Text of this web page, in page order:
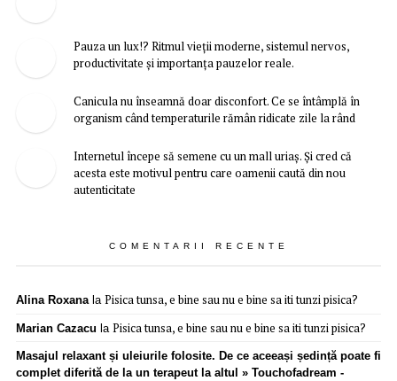
Pauza un lux!? Ritmul vieții moderne, sistemul nervos,
productivitate și importanța pauzelor reale.
Canicula nu înseamnă doar disconfort. Ce se întâmplă în
organism când temperaturile rămân ridicate zile la rând
Internetul începe să semene cu un mall uriaș. Și cred că
acesta este motivul pentru care oamenii caută din nou
autenticitate
COMENTARII RECENTE
Alina Roxanala Pisica tunsa, e bine sau nu e bine sa iti tunzi pisica?
Marian Cazacu la Pisica tunsa, e bine sau nu e bine sa iti tunzi pisica?
Masajul relaxant și uleiurile folosite. De ce aceeași ședință poate fi
complet diferită de la un terapeut la altul » Touchofadream -